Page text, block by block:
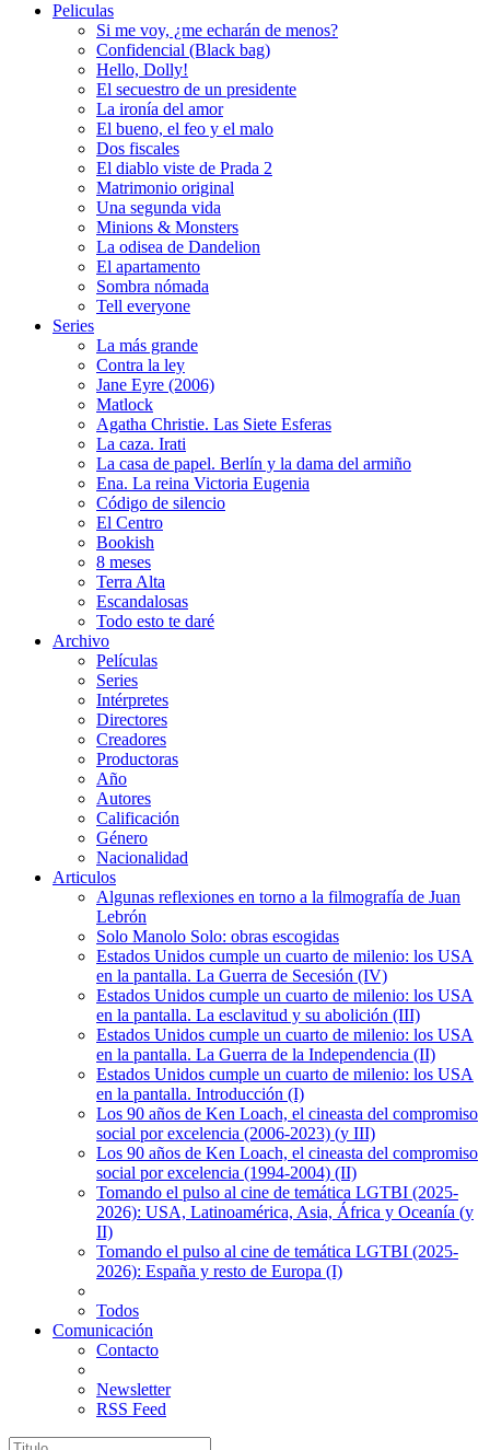
Peliculas
Si me voy, ¿me echarán de menos?
Confidencial (Black bag)
Hello, Dolly!
El secuestro de un presidente
La ironía del amor
El bueno, el feo y el malo
Dos fiscales
El diablo viste de Prada 2
Matrimonio original
Una segunda vida
Minions & Monsters
La odisea de Dandelion
El apartamento
Sombra nómada
Tell everyone
Series
La más grande
Contra la ley
Jane Eyre (2006)
Matlock
Agatha Christie. Las Siete Esferas
La caza. Irati
La casa de papel. Berlín y la dama del armiño
Ena. La reina Victoria Eugenia
Código de silencio
El Centro
Bookish
8 meses
Terra Alta
Escandalosas
Todo esto te daré
Archivo
Películas
Series
Intérpretes
Directores
Creadores
Productoras
Año
Autores
Calificación
Género
Nacionalidad
Articulos
Algunas reflexiones en torno a la filmografía de Juan
Lebrón
Solo Manolo Solo: obras escogidas
Estados Unidos cumple un cuarto de milenio: los USA
en la pantalla. La Guerra de Secesión (IV)
Estados Unidos cumple un cuarto de milenio: los USA
en la pantalla. La esclavitud y su abolición (III)
Estados Unidos cumple un cuarto de milenio: los USA
en la pantalla. La Guerra de la Independencia (II)
Estados Unidos cumple un cuarto de milenio: los USA
en la pantalla. Introducción (I)
Los 90 años de Ken Loach, el cineasta del compromiso
social por excelencia (2006-2023) (y III)
Los 90 años de Ken Loach, el cineasta del compromiso
social por excelencia (1994-2004) (II)
Tomando el pulso al cine de temática LGTBI (2025-
2026): USA, Latinoamérica, Asia, África y Oceanía (y
II)
Tomando el pulso al cine de temática LGTBI (2025-
2026): España y resto de Europa (I)
Todos
Comunicación
Contacto
Newsletter
RSS Feed